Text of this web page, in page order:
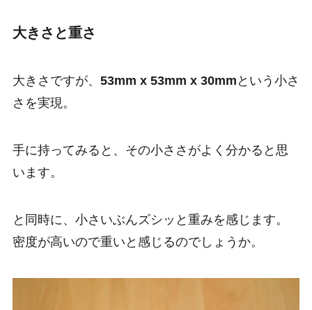
大きさと重さ
大きさですが、 53mm x 53mm x 30mm という小さ
さを実現。
手に持ってみると、その小ささがよく分かると思
います。
と同時に、小さいぶんズシッと重みを感じます。
密度が高いので重いと感じるのでしょうか。